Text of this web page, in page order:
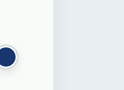
057 темно синий